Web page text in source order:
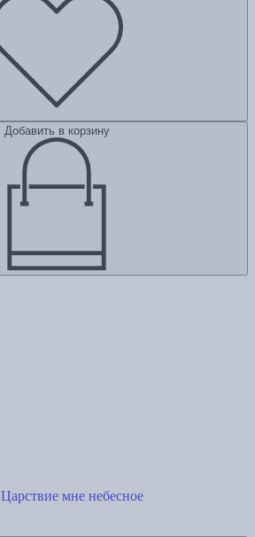
Добавить в корзину
Царствие мне небесное